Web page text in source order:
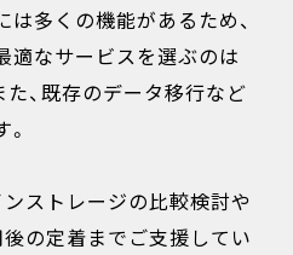
多くの機能があるため、
適なサービスを選ぶのは
、既存のデータ移行など
ンストレージの比較検討や
の定着までご支援してい